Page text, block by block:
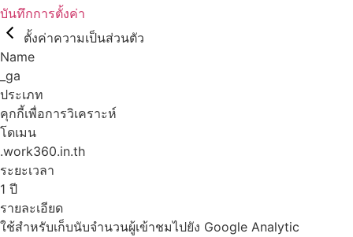
บันทึกการตั้งค่า
ตั้งค่าความเป็นส่วนตัว
Name
_ga
ประเภท
คุกกี้เพื่อการวิเคราะห์
โดเมน
.work360.in.th
ระยะเวลา
1 ปี
รายละเอียด
ใช้สำหรับเก็บนับจำนวนผู้เข้าชมไปยัง Google Analytic